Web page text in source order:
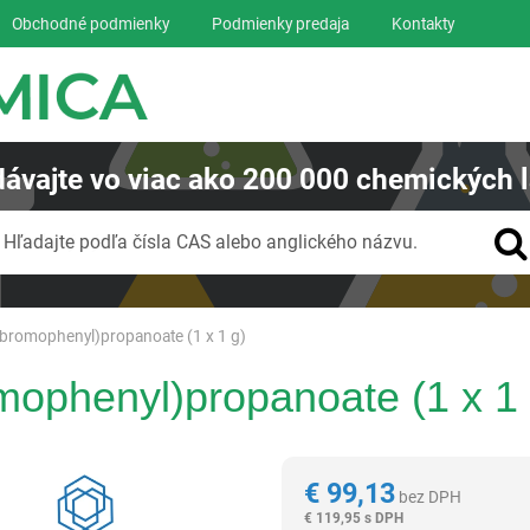
(1 x 1 g)
(1 x 1
€99,13 bez DPH
€ 119,95 s DPH
Obchodné podmienky Podmienky predaja Kontakty
vo viac ako200 000 chemických
Hľadajte podľa čísla CAS alebo anglického názvu.